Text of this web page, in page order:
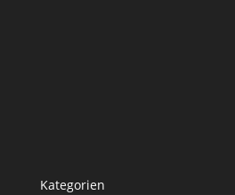
Kategorien